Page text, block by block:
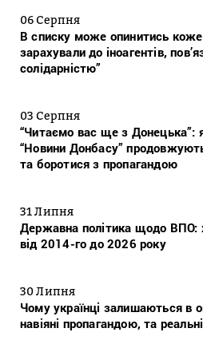
06 Серпня
В списку може опинитись
зарахували до іноагентів,
солідарністю”
03 Серпня
“Читаємо вас ще з Донецька”:
“Новини Донбасу”
та боротися з пропагандою
31 Липня
Державна політика щодо ВПО:
від 2014-го до 2026 року
30 Липня
Чому українці залишаються в
навіяні пропагандою, та